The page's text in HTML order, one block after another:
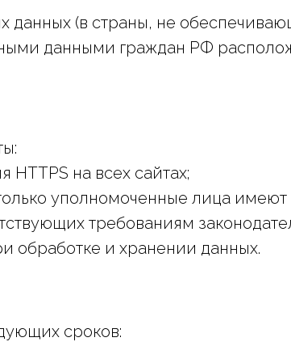
данных (в страны, не
данными граждан РФ
на всех сайтах;
уполномоченные лица имеют
требованиям
и хранении данных.
сроков: